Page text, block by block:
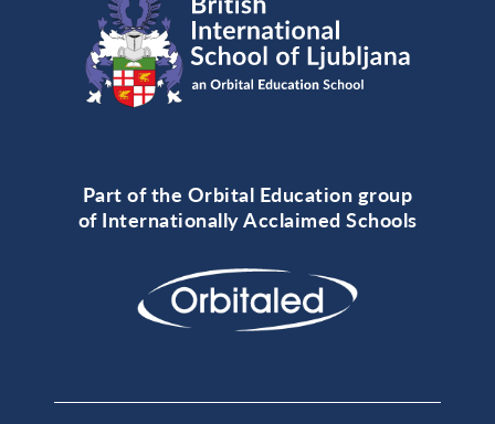
Part of the Orbital Education group
of Internationally Acclaimed Schools